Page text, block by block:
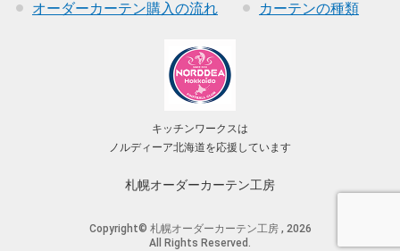
オーダーカーテン購入の流れ カーテンの種類
キッチンワークスは
ノルディーア北海道を応援しています
札幌オーダーカーテン工房
Copyright© 札幌オーダーカーテン工房 , 2026
All Rights Reserved.